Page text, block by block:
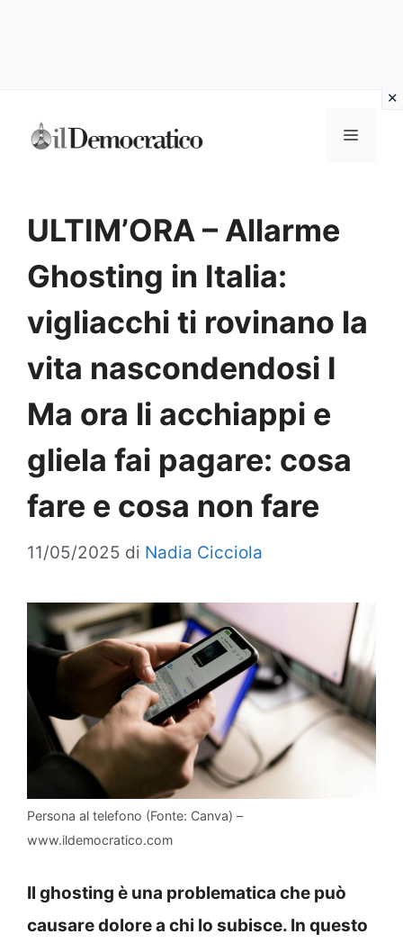
Menu
ULTIM’ORA – Allarme
Ghosting in Italia:
vigliacchi ti rovinano la
vita nascondendosi I
Ma ora li acchiappi e
gliela fai pagare: cosa
fare e cosa non fare
11/05/2025 di Nadia Cicciola
Persona al telefono (Fonte: Canva) –
www.ildemocratico.com
Il ghosting è una problematica che può
causare dolore a chi lo subisce. In questo